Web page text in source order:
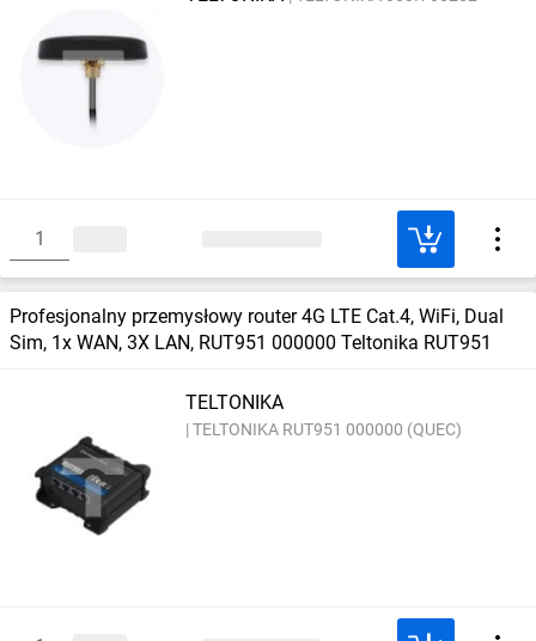
Profesjonalny przemysłowy router 4G LTE Cat.4, WiFi, Dual
Sim, 1x WAN, 3X LAN, RUT951 000000 Teltonika RUT951
TELTONIKA
TELTONIKA RUT951 000000 (QUEC)